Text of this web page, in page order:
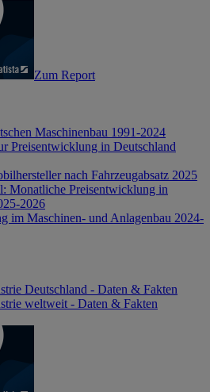
Zum Report
Maschinenbau 1991-2024
Preisentwicklung in Deutschland
nach Fahrzeugabsatz 2025
Monatliche Preisentwicklung in
2026
im Maschinen- und Anlagenbau 2024-
Deutschland - Daten & Fakten
weltweit - Daten & Fakten